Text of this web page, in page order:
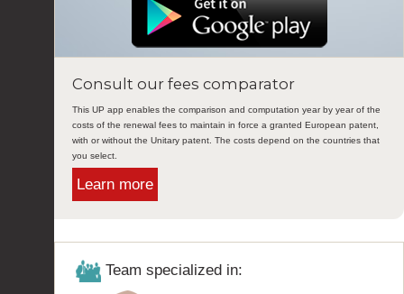
Consult our fees comparator
This UP app enables the comparison and computation year by year of the
costs of the renewal fees to maintain in force a granted European patent,
with or without the Unitary patent. The costs depend on the countries that
you select.
Learn more
Team specialized in: